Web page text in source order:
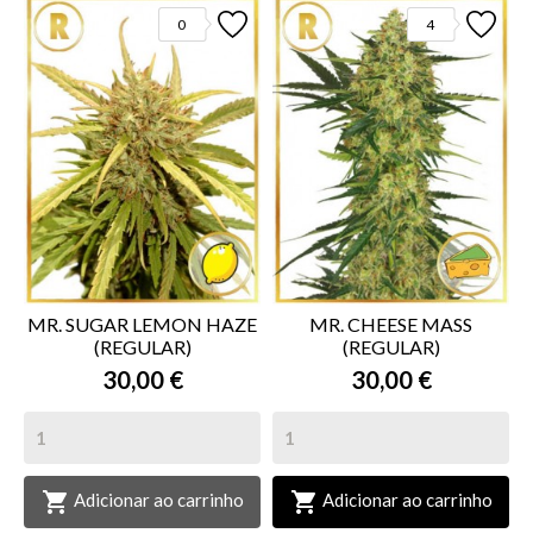
0
MR. SUGAR LEMON HAZE
(REGULAR)
30,00 €
 Adicionar ao carrinho
4
MR. CHEESE MASS
(REGULAR)
30,00 €
 Adicionar ao carrinho